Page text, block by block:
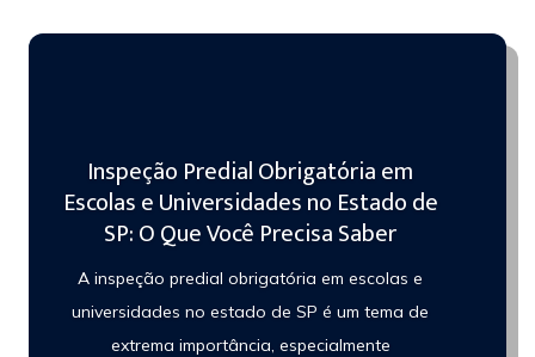
Inspeção Predial Obrigatória em
Escolas e Universidades no Estado de
SP: O Que Você Precisa Saber
A inspeção predial obrigatória em escolas e
universidades no estado de SP é um tema de
extrema importância, especialmente